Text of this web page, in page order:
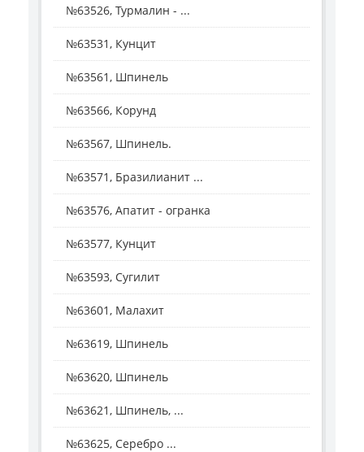
№63526, Турмалин - ...
№63531, Кунцит
№63561, Шпинель
№63566, Корунд
№63567, Шпинель.
№63571, Бразилианит ...
№63576, Апатит - огранка
№63577, Кунцит
№63593, Сугилит
№63601, Малахит
№63619, Шпинель
№63620, Шпинель
№63621, Шпинель, ...
№63625, Серебро ...